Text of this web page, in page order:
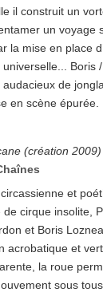
il construit un
un voyage
la mise en place
Boris
de
en scène épurée.
(création
et
cirque insolite,
et Boris
acrobatique et
la roue
sous